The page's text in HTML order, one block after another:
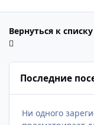
Вернуться к
Последние
Ни одного